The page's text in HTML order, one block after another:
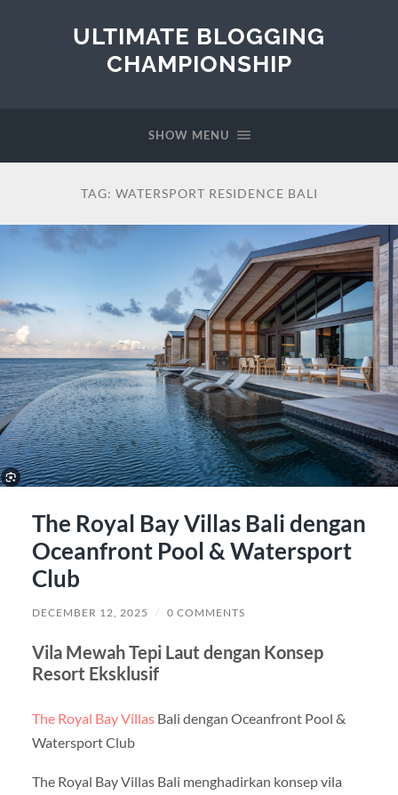
ULTIMATE BLOGGING
CHAMPIONSHIP
SHOW MENU
TAG: WATERSPORT RESIDENCE BALI
The Royal Bay Villas Bali dengan
Oceanfront Pool & Watersport
Club
DECEMBER 12, 2025 / 0 COMMENTS
Vila Mewah Tepi Laut dengan Konsep
Resort Eksklusif
The Royal Bay VillasBali dengan Oceanfront Pool &
Watersport Club
The Royal Bay Villas Bali menghadirkan konsep vila